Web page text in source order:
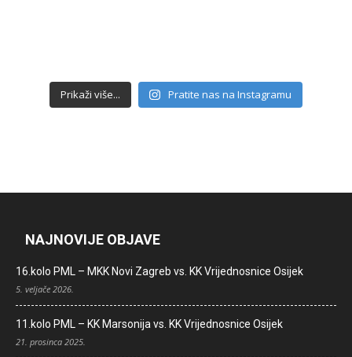
Prikaži više... Pratite nas na Instagramu
NAJNOVIJE OBJAVE
16.kolo PML – MKK Novi Zagreb vs. KK Vrijednosnice Osijek
5. veljače 2026.
11.kolo PML – KK Marsonija vs. KK Vrijednosnice Osijek
21. prosinca 2025.